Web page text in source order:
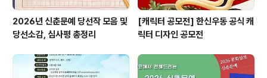
2026년 신춘문예 당선작 모음 및
당선소감, 심사평 총정리
[캐릭터 공모전] 한신우동 공식 캐
릭터 디자인 공모전